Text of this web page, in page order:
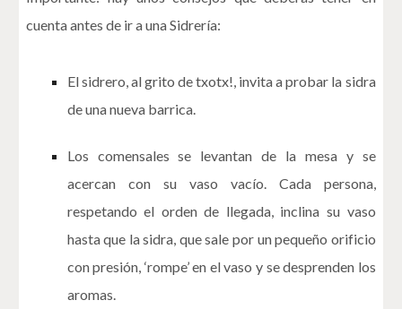
cuenta antes de ir a una Sidrería:
El sidrero, al grito de txotx!, invita a probar la sidra
de una nueva barrica.
Los comensales se levantan de la mesa y se
acercan con su vaso vacío. Cada persona,
respetando el orden de llegada, inclina su vaso
hasta que la sidra, que sale por un pequeño orificio
con presión, ‘rompe’ en el vaso y se desprenden los
aromas.